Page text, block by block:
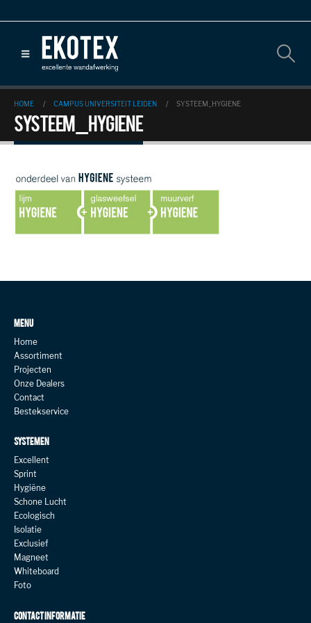
HOME CAMPUS UNIVERSITEIT LEIDEN SYSTEEM_HYGIENE
SYSTEEM_HYGIENE
MENU
Home
Assortiment
Projecten
Onze Dealers
Contact
Bestekservice
SYSTEMEN
Excellent
Sprint
Hygiëne
Schone Lucht
Ecologisch
Isolatie
Exclusief
Magneet
Whiteboard
Foto
CONTACT INFORMATIE